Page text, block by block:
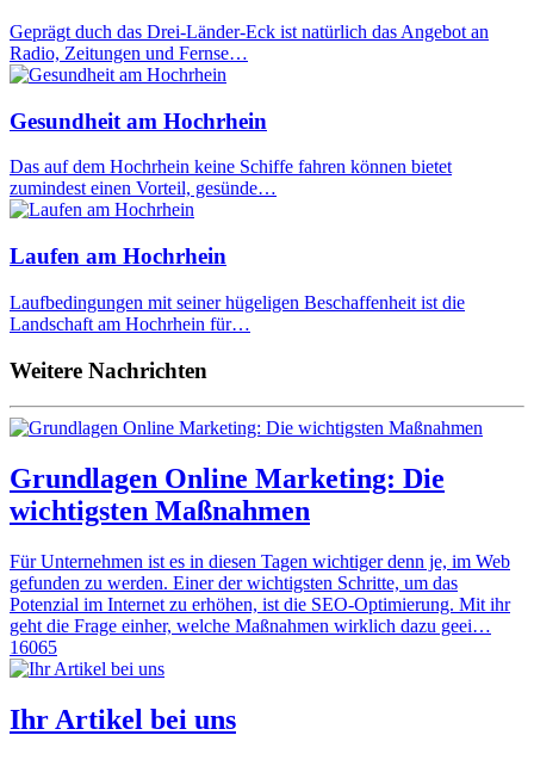
Geprägt duch das Drei-Länder-Eck ist natürlich das Angebot an
Radio, Zeitungen und Fernse…
Gesundheit am Hochrhein
Das auf dem Hochrhein keine Schiffe fahren können bietet
zumindest einen Vorteil, gesünde…
Laufen am Hochrhein
Laufbedingungen mit seiner hügeligen Beschaffenheit ist die
Landschaft am Hochrhein für…
Weitere Nachrichten
Grundlagen Online Marketing: Die
wichtigsten Maßnahmen
Für Unternehmen ist es in diesen Tagen wichtiger denn je, im Web
gefunden zu werden. Einer der wichtigsten Schritte, um das
Potenzial im Internet zu erhöhen, ist die SEO-Optimierung. Mit ihr
geht die Frage einher, welche Maßnahmen wirklich dazu geei…
16065
Ihr Artikel bei uns